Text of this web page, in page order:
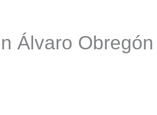
Álvaro